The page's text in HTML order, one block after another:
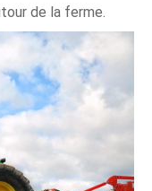
de la ferme.